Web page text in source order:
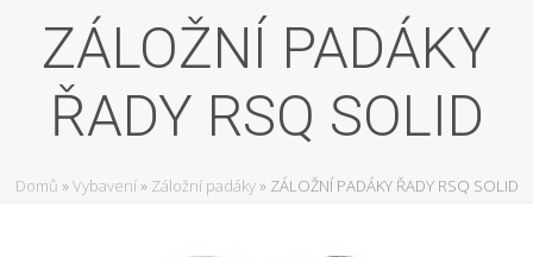
ZÁLOŽNÍ PADÁKY
ŘADY RSQ SOLID
Domů »Vybavení» Záložní padáky» ZÁLOŽNÍ PADÁKY ŘADY RSQ SOLID